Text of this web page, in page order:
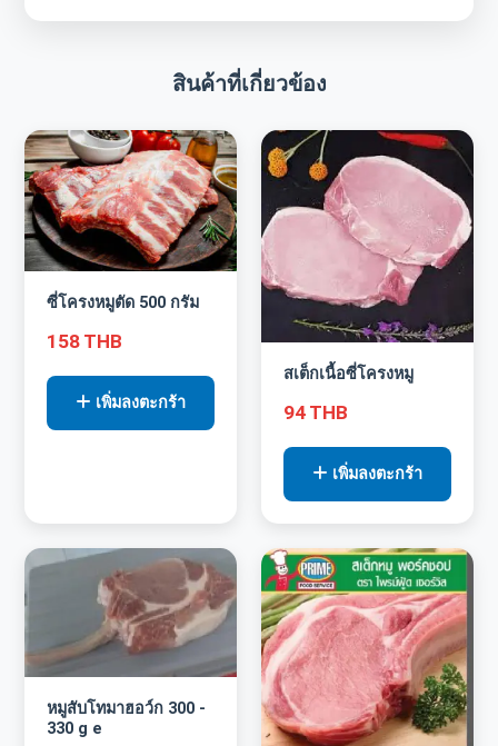
สินค้าที่เกี่ยวข้อง
ซี่โครงหมูตัด 500 กรัม
158 THB
เพิ่มลงตะกร้า
สเต็กเนื้อซี่โครงหมู
94 THB
เพิ่มลงตะกร้า
หมูสับโทมาฮอว์ก 300 -
330 g e